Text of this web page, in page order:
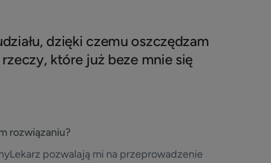
dzięki czemu oszczędzam
które już beze mnie się
rozwiązaniu?
pozwalają mi na przeprowadzenie